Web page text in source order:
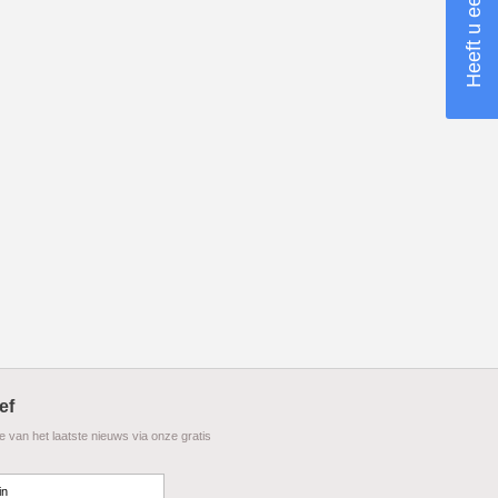
van het laatste nieuws via onze gratis